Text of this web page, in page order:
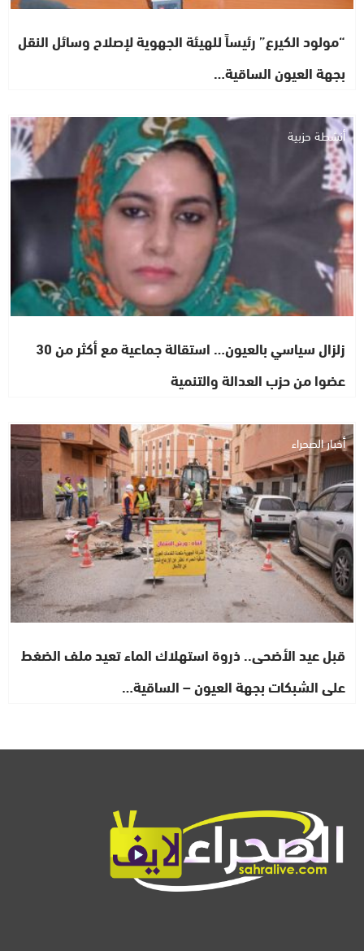
“مولود الكيرع” رئيساً للهيئة الجهوية لإصلاح وسائل النقل
بجهة العيون الساقية…
أنشطة حزبية
زلزال سياسي بالعيون… استقالة جماعية مع أكثر من 30
عضوا من حزب العدالة والتنمية
أخبار الصحراء
قبل عيد الأضحى.. ذروة استهلاك الماء تعيد ملف الضغط
على الشبكات بجهة العيون – الساقية…